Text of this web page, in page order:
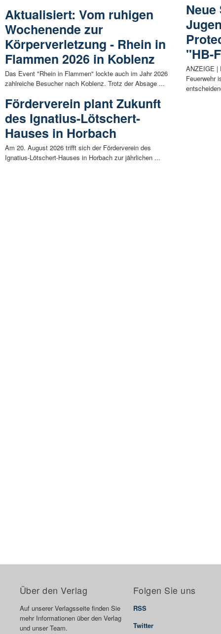
Aktualisiert: Vom ruhigen
Wochenende zur
Körperverletzung - Rhein in
Flammen 2026 in Koblenz
Das Event "Rhein in Flammen" lockte auch im Jahr 2026
zahlreiche Besucher nach Koblenz. Trotz der Absage ...
Förderverein plant Zukunft
des Ignatius-Lötschert-
Hauses in Horbach
Am 20. August 2026 trifft sich der Förderverein des
Ignatius-Lötschert-Hauses in Horbach zur jährlichen ...
"HB-
ANZEIGE |
Feuerwehr
Über den Verlag
Auf unserer Verlagsseite finden Sie
mehr Informationen über den Verlag
und unser Team.
Folgen Sie uns
RSS
Twitter